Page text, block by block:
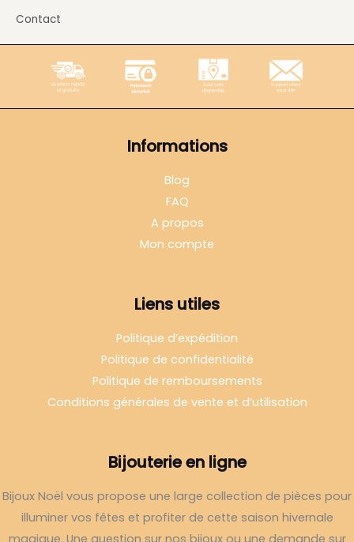
Contact
Informations
Blog
FAQ
A propos
Mon compte
Liens utiles
Politique d’expédition
Politique de confidentialité
Politique de remboursements
Conditions générales de vente et d’utilisation
Bijouterie en ligne
Bijoux Noël vous propose une large collection de pièces pour
illuminer vos fêtes et profiter de cette saison hivernale